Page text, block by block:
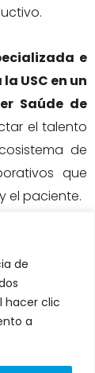
de
hacer clic
a
e
USC en un
Saúde de
el talento
de
que
el paciente.
Casas
A-B.